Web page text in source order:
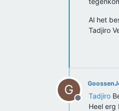
Al het
Tadjiro
G
Offline
Tadjiro
Heel erg